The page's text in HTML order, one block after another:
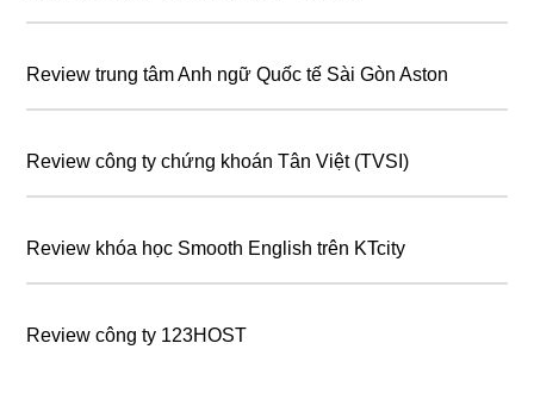
Review trung tâm Anh ngữ Quốc tế Sài Gòn Aston
Review công ty chứng khoán Tân Việt (TVSI)
Review khóa học Smooth English trên KTcity
Review công ty 123HOST